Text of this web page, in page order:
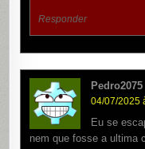
Responder
Pedro2075
04/07/2025
Eu se
nem que fosse a ultima